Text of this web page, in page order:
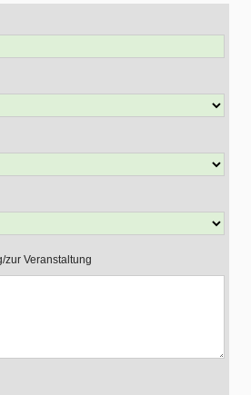
zur Veranstaltung